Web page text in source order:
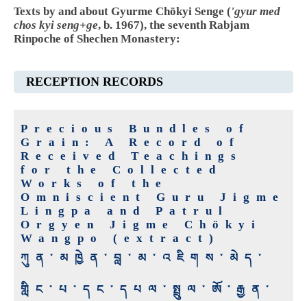
Texts by and about Gyurme Chökyi Senge ('gyur med
chos kyi seng+ge, b. 1967), the seventh Rabjam
Rinpoche of Shechen Monastery:
RECEPTION RECORDS
Precious Bundles of
Grain: A Record of
Received Teachings
for the Collected
Works of the
Omniscient Guru Jigme
Lingpa and Patrul
Orgyen Jigme Chökyi
Wangpo (extract)
ཀུན་མཁྱེན་བླ་མ་འཇིགས་མེད་
གླིང་པ་དང་དཔལ་སྤྲུལ་ཨོ་རྒྱན་